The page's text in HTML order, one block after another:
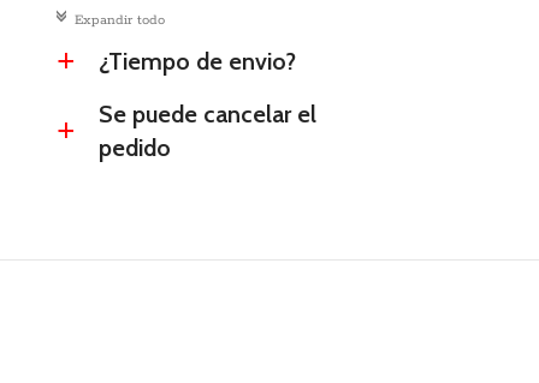
c Expandir todo
a ¿Tiempo de envio?
a
Se puede cancelar el
pedido